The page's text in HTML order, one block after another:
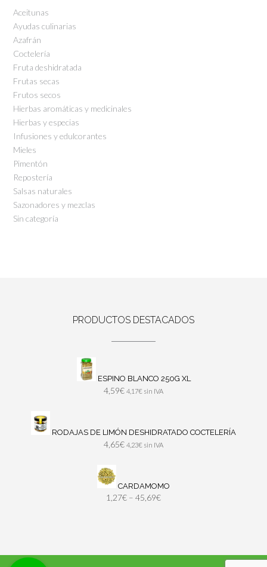
Aceitunas
Ayudas culinarias
Azafrán
Coctelería
Fruta deshidratada
Frutas secas
Frutos secos
Hierbas aromáticas y medicinales
Hierbas y especias
Infusiones y edulcorantes
Mieles
Pimentón
Repostería
Salsas naturales
Sazonadores y mezclas
Sin categoría
PRODUCTOS DESTACADOS
ESPINO BLANCO 250G XL
4,59€ 4,17€ sin IVA
RODAJAS DE LIMÓN DESHIDRATADO COCTELERÍA
4,65€ 4,23€ sin IVA
CARDAMOMO
1,27€ – 45,69€